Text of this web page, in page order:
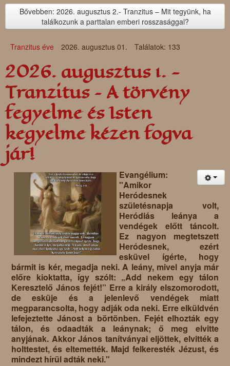
Bővebben: 2026. augusztus 2.- Tranzitus – Mit tegyünk, ha
találkozunk a parttalan emberi rosszasággal?
Tranzitus éve 2026. augusztus 01. Találatok: 133
2026. augusztus 1. -
Tranzitus – A törvény
fegyelme és Isten
kegyelme kézen fogva
jár!
Evangélium:
"Amikor
Heródesnek
születésnapja volt,
Heródiás leánya a
vendégek előtt táncolt.
Ez nagyon megtetszett
Heródesnek, ezért
esküvel ígérte, hogy
bármit is kér, megadja neki. A leány, mivel anyja már
előre kioktatta, így szólt: „Add nekem egy tálon
Keresztelő János fejét!” Erre a király elszomorodott,
de esküje és a jelenlevő vendégek miatt
megparancsolta, hogy adják oda neki. Erre elküldvén
lefejeztette Jánost a börtönben. Fejét elhozták egy
tálon, és odaadták a leánynak; ő meg elvitte
anyjának. Akkor János tanítványai eljöttek, elvitték a
holttestet, és eltemették. Majd felkeresték Jézust, és
mindezt hírül adták neki."